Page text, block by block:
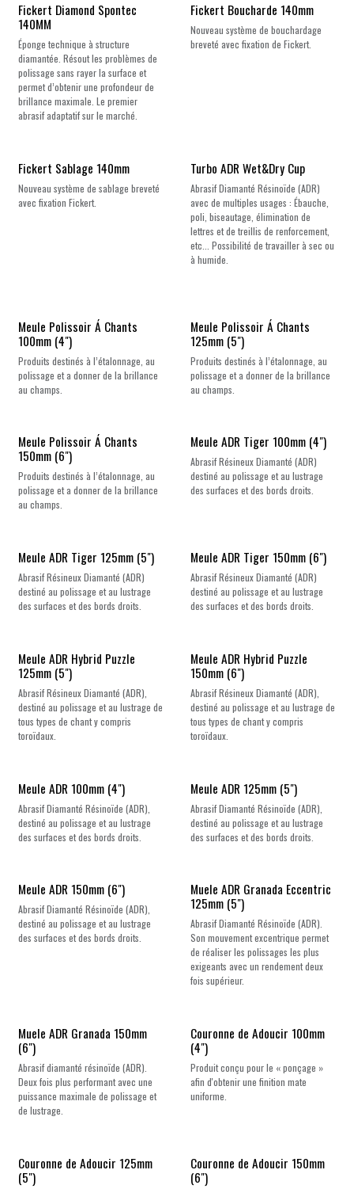
Fickert Diamond Spontec
140MM
Éponge technique à structure
diamantée. Résout les problèmes de
polissage sans rayer la surface et
permet d’obtenir une profondeur de
brillance maximale. Le premier
abrasif adaptatif sur le marché.
Fickert Boucharde 140mm
Nouveau système de bouchardage
breveté avec fixation de Fickert.
Fickert Sablage 140mm
Nouveau système de sablage breveté
avec fixation Fickert.
Nouveau !
Turbo ADR Wet&Dry Cup
Abrasif Diamanté Résinoïde (ADR)
avec de multiples usages : Ébauche,
poli, biseautage, élimination de
lettres et de treillis de renforcement,
etc... Possibilité de travailler à sec ou
à humide.
Meule Polissoir Á Chants
100mm (4")
Produits destinés à l’étalonnage, au
polissage et a donner de la brillance
au champs.
Meule Polissoir Á Chants
125mm (5")
Produits destinés à l’étalonnage, au
polissage et a donner de la brillance
au champs.
Meule Polissoir Á Chants
150mm (6")
Produits destinés à l’étalonnage, au
polissage et a donner de la brillance
au champs.
Meule ADR Tiger 100mm (4")
Abrasif Résineux Diamanté (ADR)
destiné au polissage et au lustrage
des surfaces et des bords droits.
Meule ADR Tiger 125mm (5")
Abrasif Résineux Diamanté (ADR)
destiné au polissage et au lustrage
des surfaces et des bords droits.
Meule ADR Tiger 150mm (6")
Abrasif Résineux Diamanté (ADR)
destiné au polissage et au lustrage
des surfaces et des bords droits.
Meule ADR Hybrid Puzzle
125mm (5")
Abrasif Résineux Diamanté (ADR),
destiné au polissage et au lustrage de
tous types de chant y compris
toroïdaux.
Meule ADR Hybrid Puzzle
150mm (6")
Abrasif Résineux Diamanté (ADR),
destiné au polissage et au lustrage de
tous types de chant y compris
toroïdaux.
Meule ADR 100mm (4")
Abrasif Diamanté Résinoïde (ADR),
destiné au polissage et au lustrage
des surfaces et des bords droits.
Meule ADR 125mm (5")
Abrasif Diamanté Résinoïde (ADR),
destiné au polissage et au lustrage
des surfaces et des bords droits.
Meule ADR 150mm (6")
Abrasif Diamanté Résinoïde (ADR),
destiné au polissage et au lustrage
des surfaces et des bords droits.
Nouveau !
Muele ADR Granada Eccentric
125mm (5")
Abrasif Diamanté Résinoïde (ADR).
Son mouvement excentrique permet
de réaliser les polissages les plus
exigeants avec un rendement deux
fois supérieur.
Muele ADR Granada 150mm
(6")
Abrasif diamanté résinoïde (ADR).
Deux fois plus performant avec une
puissance maximale de polissage et
de lustrage.
Couronne de Adoucir 100mm
(4")
Produit conçu pour le « ponçage »
afin d'obtenir une finition mate
uniforme.
Couronne de Adoucir 125mm
(5")
Couronne de Adoucir 150mm
(6")